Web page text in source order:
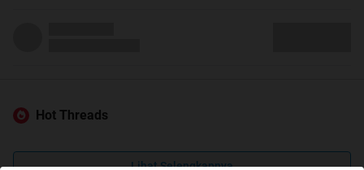
Hot Threads
Lihat Selengkapnya